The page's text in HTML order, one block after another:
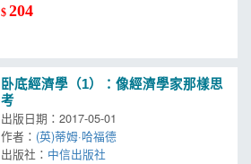
$204
卧底經濟學（1）：像經濟學家那樣思
考
出版日期：2017-05-01
作者： (英)蒂姆·哈福德
出版社： 中信出版社